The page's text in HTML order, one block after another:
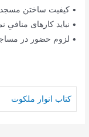
• کیفیت ساختن مسجد
• نباید کارهای
• لزوم حضور در
کتاب انوار ملکوت